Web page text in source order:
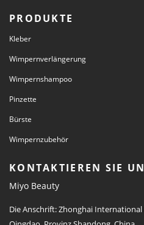
PRODUKTE
Kleber
Wimpernverlängerung
Wimpernshampoo
Pinzette
Bürste
Wimpernzubehör
KONTAKTIEREN SIE
Miyo Beauty
Die Anschrift: Zhonghai International